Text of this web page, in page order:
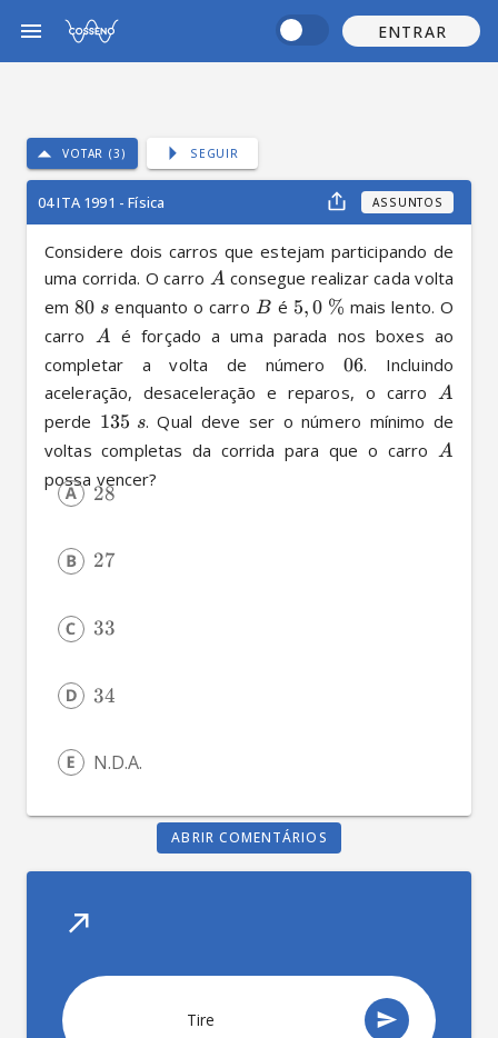
ENTRAR
VOTAR (3) SEGUIR
04 ITA 1991 - Física ASSUNTOS
Considere dois carros que estejam participando de
uma corrida. O carro A consegue realizar cada volta
em 80 s enquanto o carro B é 5,0 % mais lento. O
carro
A é forçado a uma parada nos boxes ao
completar a volta de número 06. Incluindo
aceleração, desaceleração e reparos, o carro A
perde 135 s. Qual deve ser o número mínimo de
voltas completas da corrida para que o carro A
possa vencer?
28
27
33
34
N.D.A.
ABRIR COMENTÁRIOS
Tire qualq